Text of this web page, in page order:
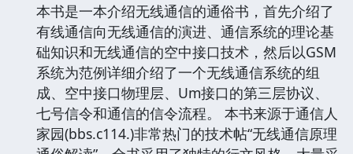
本书是一本介绍无线通信的通俗书，首先介绍了
有线通信向无线通信的演进、通信系统的理论基
础知识和无线通信的空中接口技术，然后以GSM
系统为范例详细介绍了一个无线通信系统的组
成、空中接口物理层、Um接口的第三层协议、
七号信令和通信的信令流程。 本书来源于通信人
家园(bbs.c114.)非常热门的技术帖“无线通信原理